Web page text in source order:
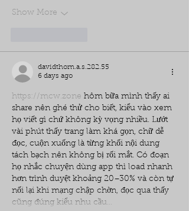
Show More
davidthom.a.s.282.55
6 days ago
https://mcw.zone hôm bữa mình thấy ai
share nên ghé thử cho biết, kiểu vào xem
họ viết gì chứ không kỳ vọng nhiều. Lướt
vài phút thấy trang làm khá gọn, chữ dễ
đọc, cuộn xuống là từng khối nội dung
tách bạch nên không bị rối mắt. Có đoạn
họ nhắc chuyện dùng app thì load nhanh
hơn trình duyệt khoảng 20–30% và còn tự
nối lại khi mạng chập chờn, đọc qua thấy
cũng đúng kiểu nhu cầu…